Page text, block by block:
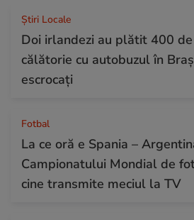
Știri Locale
Doi irlandezi au plătit 400
călătorie cu autobuzul în
escrocați
Fotbal
La ce oră e Spania –
Campionatului Mondial de
cine transmite meciul la TV